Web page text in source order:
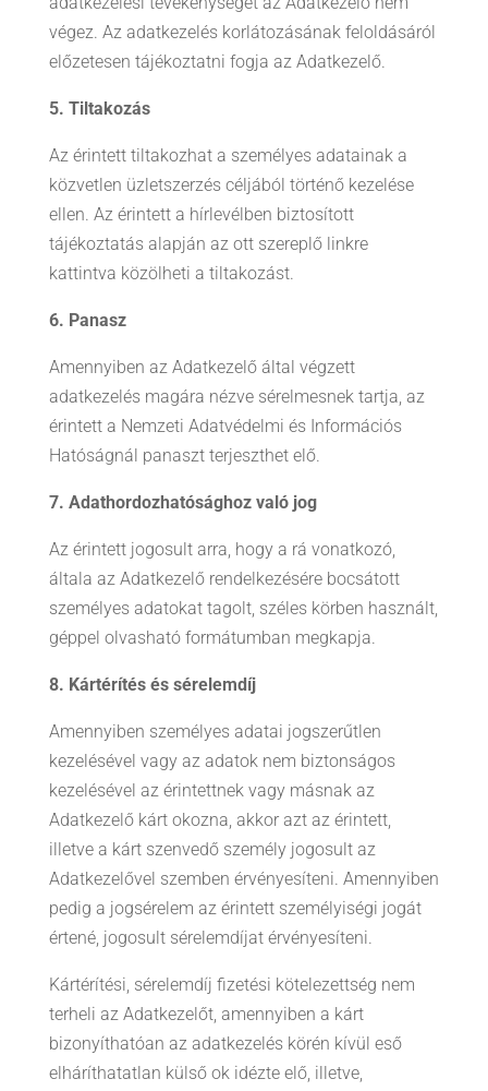
végez. Az adatkezelés korlátozásának feloldásáról
előzetesen tájékoztatni fogja az Adatkezelő.
5. Tiltakozás
Az érintett tiltakozhat a személyes adatainak a
közvetlen üzletszerzés céljából történő kezelése
ellen. Az érintett a hírlevélben biztosított
tájékoztatás alapján az ott szereplő linkre
kattintva közölheti a tiltakozást.
6. Panasz
Amennyiben az Adatkezelő által végzett
adatkezelés magára nézve sérelmesnek tartja, az
érintett a Nemzeti Adatvédelmi és Információs
Hatóságnál panaszt terjeszthet elő.
7. Adathordozhatósághoz való jog
Az érintett jogosult arra, hogy a rá vonatkozó,
általa az Adatkezelő rendelkezésére bocsátott
személyes adatokat tagolt, széles körben használt,
géppel olvasható formátumban megkapja.
8. Kártérítés és sérelemdíj
Amennyiben személyes adatai jogszerűtlen
kezelésével vagy az adatok nem biztonságos
kezelésével az érintettnek vagy másnak az
Adatkezelő kárt okozna, akkor azt az érintett,
illetve a kárt szenvedő személy jogosult az
Adatkezelővel szemben érvényesíteni. Amennyiben
pedig a jogsérelem az érintett személyiségi jogát
értené, jogosult sérelemdíjat érvényesíteni.
Kártérítési, sérelemdíj fizetési kötelezettség nem
terheli az Adatkezelőt, amennyiben a kárt
bizonyíthatóan az adatkezelés körén kívül eső
elháríthatatlan külső ok idézte elő, illetve,